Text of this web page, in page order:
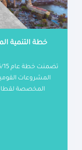
خطة التنمية
المشروعات
المخصصة